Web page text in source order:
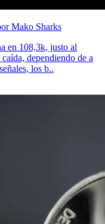
Mako Sharks
en 108,3k, justo al
dependiendo de a
los b..